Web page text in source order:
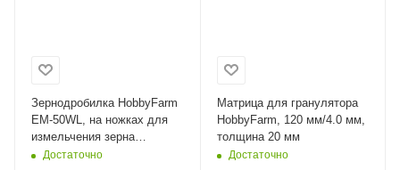
Зернодробилка HobbyFarm
EM-50WL, на ножках для
измельчения зерна
электрическая с функцией
Достаточно
Матрица для гранулятора
HobbyFarm, 120 мм/4.0 мм,
толщина 20 мм
Достаточно